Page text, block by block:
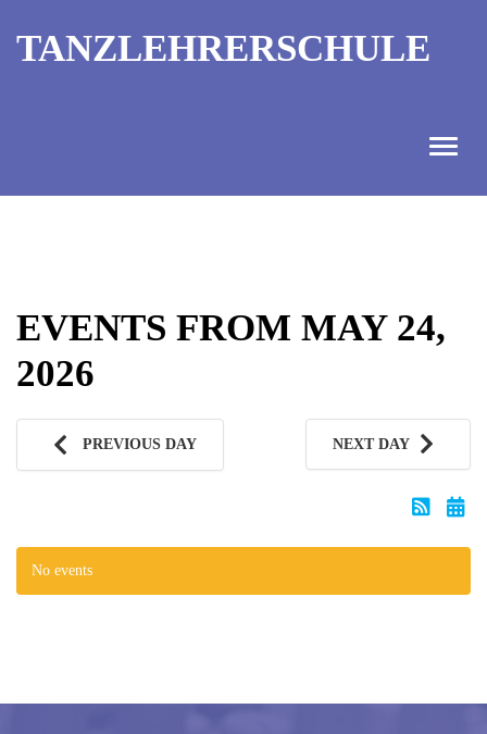
TANZLEHRERSCHULE
AUSBILDUNGTERMINE
KONTAKT
TANZMEISTER
EVENTS FROM MAY 24,
2026
PREVIOUS DAY NEXT DAY
No events